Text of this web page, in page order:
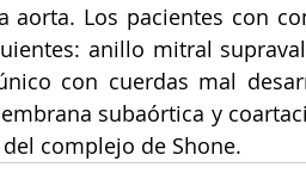
aorta. Los pacientes con
anillo mitral
con cuerdas mal
subaórtica y
complejo de Shone.